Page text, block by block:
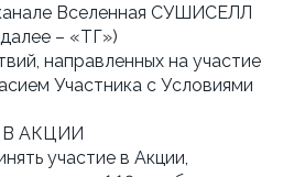
Вселенная СУШИСЕЛЛ
– «ТГ»)
направленных на участие
Участника с Условиями
В АКЦИИ
участие в Акции,